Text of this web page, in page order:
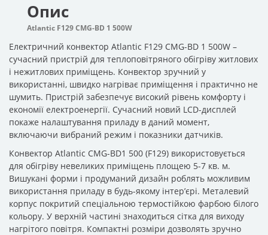
Опис
Atlantic F129 CMG-BD 1 500W
Електричний конвектор Atlantic F129 CMG-BD 1 500W –
сучасний пристрій для теплоповітряного обігріву житлових
і нежитлових приміщень. Конвектор зручний у
використанні, швидко нагріває приміщення і практично не
шумить. Пристрій забезпечує високий рівень комфорту і
економії електроенергії. Сучасний новий LCD-дисплей
покаже налаштування приладу в даний момент,
включаючи вибраний режим і показники датчиків.
Конвектор Atlantic CMG-BD1 500 (F129) використовується
для обігріву невеликих приміщень площею 5-7 кв. м.
Вишукані форми і продуманий дизайн роблять можливим
використання приладу в будь-якому інтер’єрі. Металевий
корпус покритий спеціальною термостійкою фарбою білого
кольору. У верхній частині знаходиться сітка для виходу
нагрітого повітря. Компактні розміри дозволять зручно